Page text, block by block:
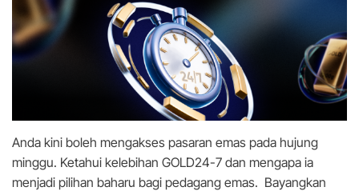
Berdagang
Emas?
Ini
Yang
Perlu
Tahu
Anda kini boleh mengakses pasaran emas pada hujung
minggu. Ketahui kelebihan GOLD24-7 dan mengapa ia
menjadi pilihan baharu bagi pedagang emas. Bayangkan